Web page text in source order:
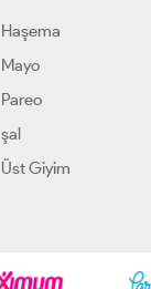
Haşema
Mayo
Pareo
şal
Üst Giyim